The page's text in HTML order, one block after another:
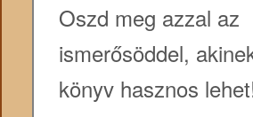
Oszd meg azzal az
ismerősöddel,
könyv hasznos